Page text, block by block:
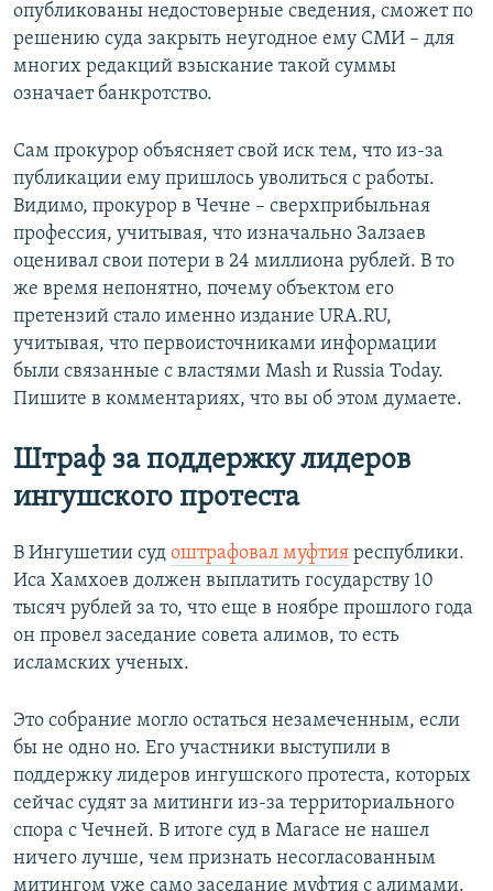
опубликованы недостоверные сведения, сможет по
решению суда закрыть неугодное ему СМИ – для
многих редакций взыскание такой суммы
означает банкротство.
Сам прокурор объясняет свой иск тем, что из-за
публикации ему пришлось уволиться с работы.
Видимо, прокурор в Чечне – сверхприбыльная
профессия, учитывая, что изначально Залзаев
оценивал свои потери в 24 миллиона рублей. В то
же время непонятно, почему объектом его
претензий стало именно издание URA.RU,
учитывая, что первоисточниками информации
были связанные с властями Mash и Russia Today.
Пишите в комментариях, что вы об этом думаете.
Штраф за поддержку лидеров
ингушского протеста
В Ингушетии суд оштрафовал муфтия республики.
Иса Хамхоев должен выплатить государству 10
тысяч рублей за то, что еще в ноябре прошлого года
он провел заседание совета алимов, то есть
исламских ученых.
Это собрание могло остаться незамеченным, если
бы не одно но. Его участники выступили в
поддержку лидеров ингушского протеста, которых
сейчас судят за митинги из-за территориального
спора с Чечней. В итоге суд в Магасе не нашел
ничего лучше, чем признать несогласованным
митингом уже само заседание муфтия с алимами.